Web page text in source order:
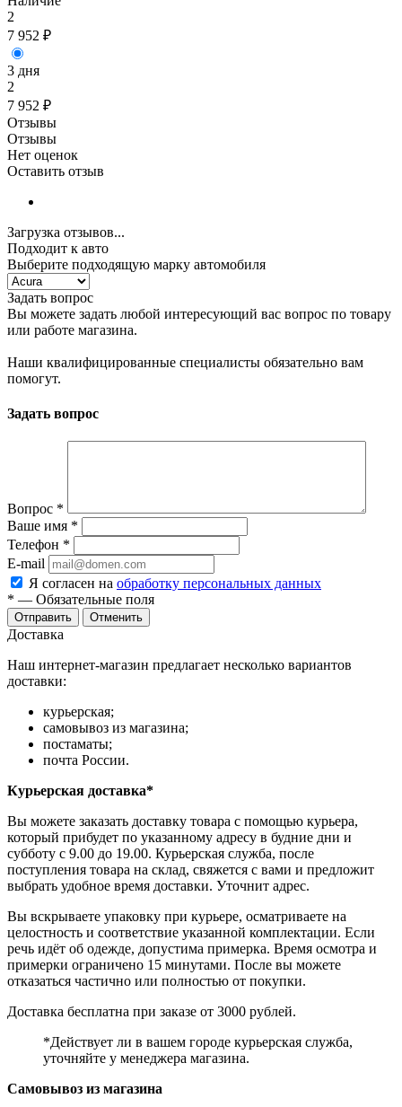
2
7 952 ₽
3 дня
2
7 952 ₽
Отзывы
Отзывы
Нет оценок
Оставить отзыв
Загрузка отзывов...
Подходит к авто
Выберите подходящую марку автомобиля
Задать вопрос
Вы можете задать любой интересующий вас вопрос по товару
или работе магазина.
Наши квалифицированные специалисты обязательно вам
помогут.
Задать вопрос
Вопрос *
Ваше имя *
Телефон *
E-mail
Я согласен на обработку персональных данных
* — Обязательные поля
Отправить Отменить
Доставка
Наш интернет-магазин предлагает несколько вариантов
доставки:
курьерская;
самовывоз из магазина;
постаматы;
почта России.
Курьерская доставка*
Вы можете заказать доставку товара с помощью курьера,
который прибудет по указанному адресу в будние дни и
субботу с 9.00 до 19.00. Курьерская служба, после
поступления товара на склад, свяжется с вами и предложит
выбрать удобное время доставки. Уточнит адрес.
Вы вскрываете упаковку при курьере, осматриваете на
целостность и соответствие указанной комплектации. Если
речь идёт об одежде, допустима примерка. Время осмотра и
примерки ограничено 15 минутами. После вы можете
отказаться частично или полностью от покупки.
Доставка бесплатна при заказе от 3000 рублей.
*Действует ли в вашем городе курьерская служба,
уточняйте у менеджера магазина.
Самовывоз из магазина